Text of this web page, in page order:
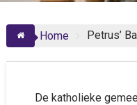
Home Petrus’
De katholieke